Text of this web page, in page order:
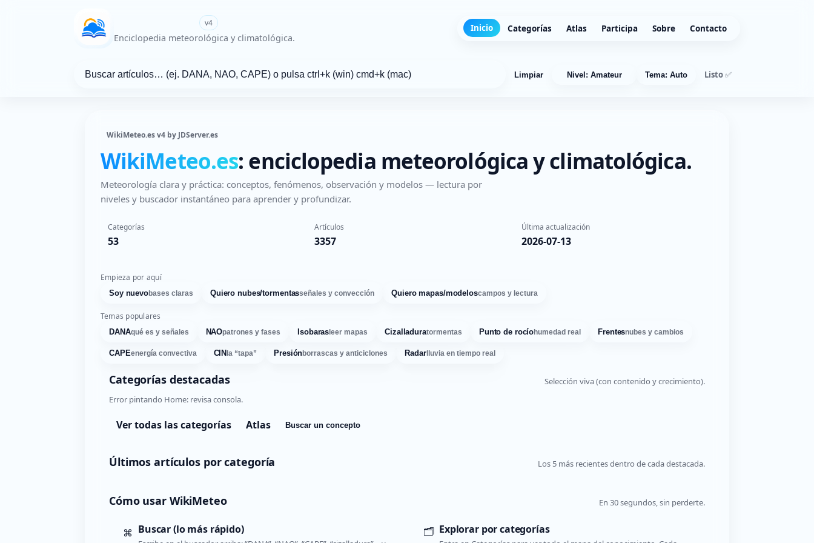
WikiMeteo.es v4
Enciclopedia meteorológica y climatológica.
Inicio Categorías Atlas Participa Sobre Contacto
Limpiar Nivel: Amateur Tema: Auto Listo ✅
WikiMeteo.es v4 by JDServer.es
WikiMeteo.es: enciclopedia meteorológica y climatológica.
Meteorología clara y práctica: conceptos, fenómenos, observación y modelos — lectura por
niveles y buscador instantáneo para aprender y profundizar.
Categorías
53
Artículos
3357
Última actualización
2026-07-13
Empieza por aquí
Soy nuevobases claras Quiero nubes/tormentasseñales y convección Quiero mapas/modeloscampos y lectura
Temas populares
DANAqué es y señales NAOpatrones y fases Isobarasleer mapas Cizalladuratormentas Punto de rocíohumedad real Frentesnubes y cambios
CAPEenergía convectiva CIN la “tapa” Presiónborrascas y anticiclones Radarlluvia en tiempo real
Categorías destacadas
Selección viva (con contenido y crecimiento).
Error pintando Home: revisa consola.
Ver todas las categorías Atlas Buscar un concepto
Últimos artículos por categoría Los 5 más recientes dentro de cada destacada.
Cómo usar WikiMeteo En 30 segundos, sin perderte.
⌘ Buscar (lo más rápido) 🗂️ Explorar por categorías